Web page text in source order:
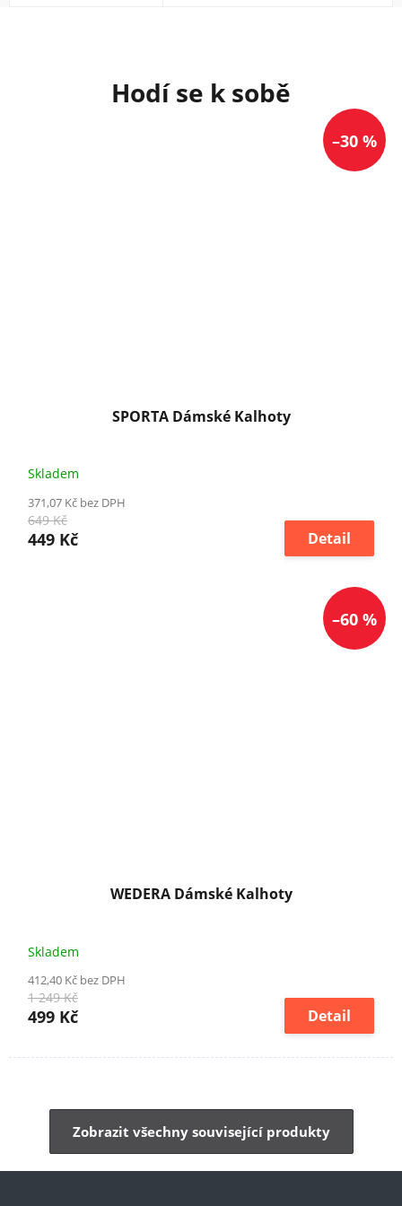
–30 %
SPORTA Dámské Kalhoty
Skladem
371,07 Kč bez DPH
649 Kč
449 Kč Detail
–60 %
WEDERA Dámské Kalhoty
Skladem
412,40 Kč bez DPH
1 249 Kč
499 Kč Detail
Zobrazit všechny související produkty